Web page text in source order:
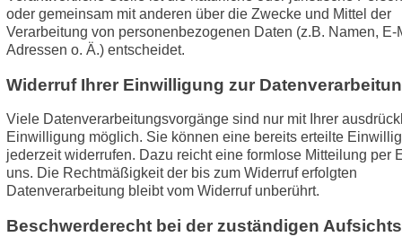
oder gemeinsam mit anderen über die Zwecke und Mittel der
Verarbeitung von personenbezogenen Daten (z.B. Namen, E-
Adressen o. Ä.) entscheidet.
Widerruf Ihrer Einwilligung zur
Viele Datenverarbeitungsvorgänge sind nur mit Ihrer
Einwilligung möglich. Sie können eine bereits erteilte
jederzeit widerrufen. Dazu reicht eine formlose Mitteilung per
uns. Die Rechtmäßigkeit der bis zum Widerruf erfolgten
Datenverarbeitung bleibt vom Widerruf unberührt.
Beschwerderecht bei der zuständigen